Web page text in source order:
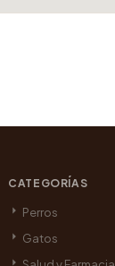
CATEGORÍAS
Perros
Gatos